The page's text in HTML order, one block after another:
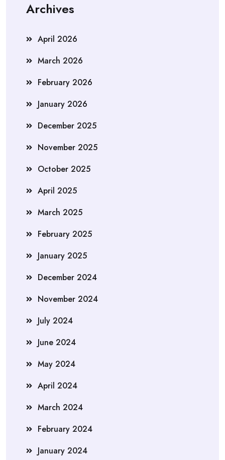
Archives
April 2026
March 2026
February 2026
January 2026
December 2025
November 2025
October 2025
April 2025
March 2025
February 2025
January 2025
December 2024
November 2024
July 2024
June 2024
May 2024
April 2024
March 2024
February 2024
January 2024